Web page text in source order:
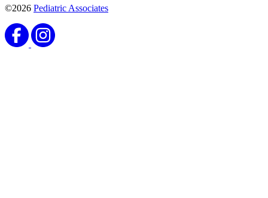
©2026 Pediatric Associates